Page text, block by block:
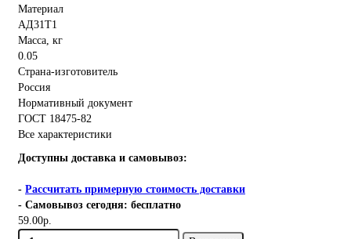
Материал
АД31Т1
Масса, кг
0.05
Страна-изготовитель
Россия
Нормативный документ
ГОСТ 18475-82
Все характеристики
Доступны доставка и самовывоз:
- Рассчитать примерную стоимость доставки
- Самовывоз сегодня: бесплатно
59.00р.